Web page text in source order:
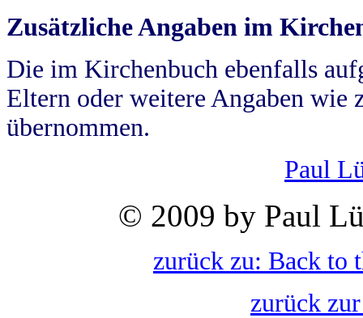
Zusätzliche Angaben im
Die im Kirchenbuch ebenfalls
Eltern oder weitere Angaben wie
übernommen.
Paul
© 2009 by Paul
zurück zu: Back to
zurück